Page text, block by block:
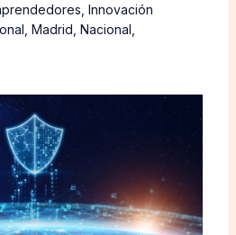
Innovación
Madrid Nacional